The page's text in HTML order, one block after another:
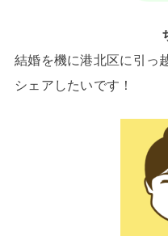
結婚を機に港北区に引っ
シェアしたいです！